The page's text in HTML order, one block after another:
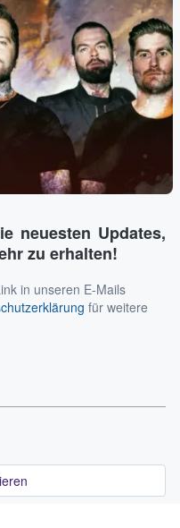
neuesten Updates,
zu erhalten!
in unseren E-Mails
für weitere